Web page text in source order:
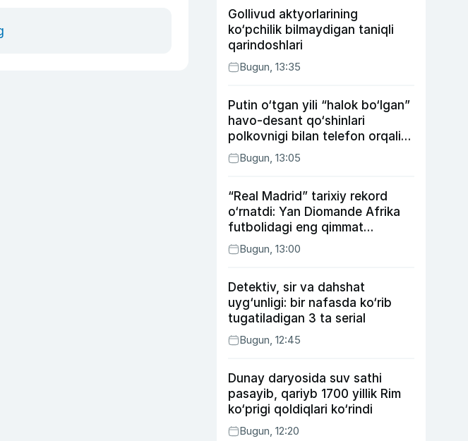
Gollivud aktyorlarining
ko‘pchilik bilmaydigan taniqli
qarindoshlari
Bugun, 13:35
Putin o‘tgan yili “halok bo‘lgan”
havo-desant qo‘shinlari
polkovnigi bilan telefon orqali
suhbatlashdi
Bugun, 13:05
“Real Madrid” tarixiy rekord
o‘rnatdi: Yan Diomande Afrika
futbolidagi eng qimmat
transferga aylandi
Bugun, 13:00
Detektiv, sir va dahshat
uyg‘unligi: bir nafasda ko‘rib
tugatiladigan 3 ta serial
Bugun, 12:45
Dunay daryosida suv sathi
pasayib, qariyb 1700 yillik Rim
ko‘prigi qoldiqlari ko‘rindi
Bugun, 12:20